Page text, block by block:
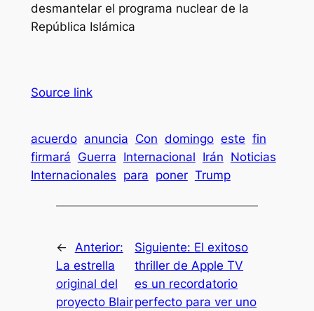
desmantelar el programa nuclear de la
República Islámica
Source link
acuerdo anuncia Con domingo este fin
firmará Guerra Internacional Irán Noticias
Internacionales para poner Trump
← Anterior:
La estrella
original del
proyecto Blair
Siguiente: El exitoso
thriller de Apple TV
es un recordatorio
perfecto para ver uno